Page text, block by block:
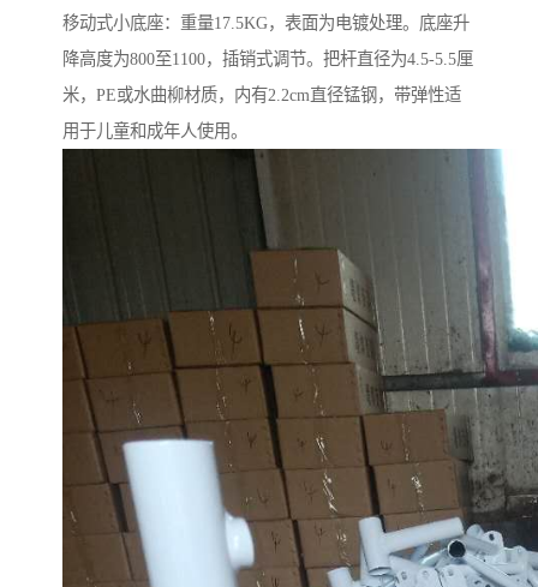
移动式小底座：重量17.5KG，表面为电镀处理。底座升
降高度为800至1100，插销式调节。把杆直径为4.5-5.5厘
米，PE或水曲柳材质，内有2.2cm直径锰钢，带弹性适
用于儿童和成年人使用。